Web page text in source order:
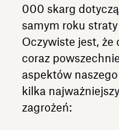
000 skarg
samym roku straty
Oczywiste jest, że
coraz
aspektów
kilka
zagrożeń: